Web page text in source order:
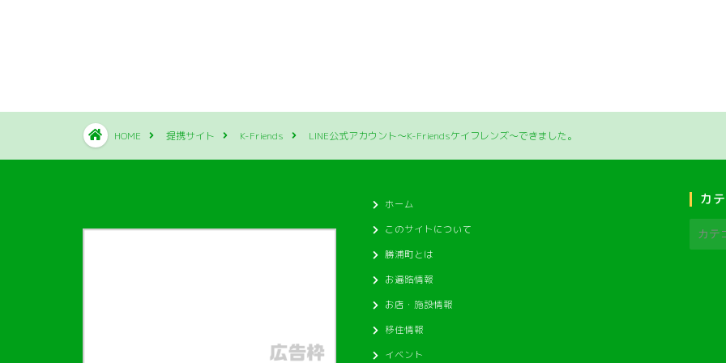
HOME 提携サイト K-Friends LINE公式アカウント～K-Friendsケイフレンズ～できました。
ホーム
このサイトについて
勝浦町とは
お遍路情報
お店・施設情報
移住情報
イベント
カ